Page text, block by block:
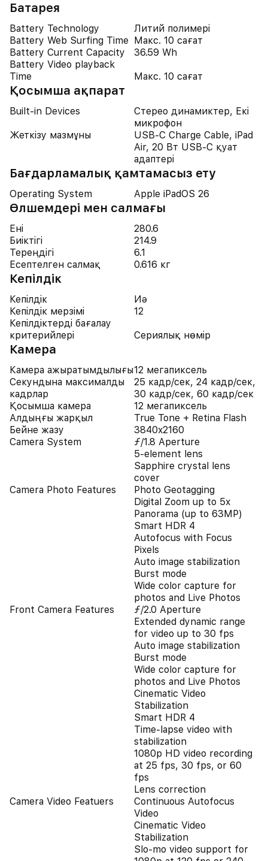
Батарея
Battery Technology
Литий полимері
Battery Web Surfing Time Макс. 10 сағат
Battery Current Capacity
36.59 Wh
Battery Video playback
Time
Макс. 10 сағат
Қосымша ақпарат
Built-in Devices
Стерео динамиктер, Екі
микрофон
Жеткізу мазмұны
USB-C Charge Cable, iPad
Air, 20 Вт USB-C қуат
адаптері
Бағдарламалық қамтамасыз ету
Operating System Apple iPadOS 26
Өлшемдері мен салмағы
Ені
280.6
Биіктігі
214.9
Тереңдігі
6.1
Есептелген салмақ
0.616 кг
Кепілдік
Кепілдік
Иә
Кепілдік мерзімі
12
Кепілдіктерді бағалау
критерийлері
Сериялық нөмір
Камера
Камера ажыратымдылығы12 мегапиксель
Секундына максималды
кадрлар
25 кадр/сек, 24 кадр/сек,
30 кадр/сек, 60 кадр/сек
Қосымша камера
12 мегапиксель
Алдыңғы жарқыл
True Tone + Retina Flash
Бейне жазу
3840x2160
Camera System
ƒ/1.8 Aperture
5-element lens
Sapphire crystal lens
cover
Camera Photo Features
Photo Geotagging
Digital Zoom up to 5x
Panorama (up to 63MP)
Smart HDR 4
Autofocus with Focus
Pixels
Auto image stabilization
Burst mode
Wide color capture for
photos and Live Photos
Front Camera Features
ƒ/2.0 Aperture
Extended dynamic range
for video up to 30 fps
Auto image stabilization
Burst mode
Wide color capture for
photos and Live Photos
Cinematic Video
Stabilization
Smart HDR 4
Time‑lapse video with
stabilization
1080p HD video recording
at 25 fps, 30 fps, or 60
fps
Lens correction
Camera Video Featuers
Continuous Autofocus
Video
Cinematic Video
Stabilization
Slo‑mo video support for